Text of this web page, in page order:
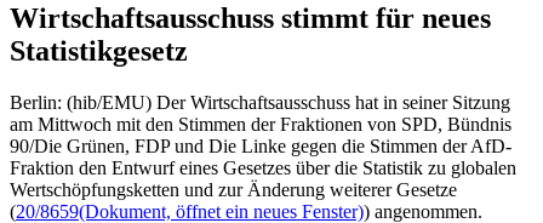
Wirtschaftsausschuss stimmt für neues
Statistikgesetz
Berlin: (hib/EMU) Der Wirtschaftsausschuss hat in seiner Sitzung
am Mittwoch mit den Stimmen der Fraktionen von SPD, Bündnis
90/Die Grünen, FDP und Die Linke gegen die Stimmen der AfD-
Fraktion den Entwurf eines Gesetzes über die Statistik zu globalen
Wertschöpfungsketten und zur Änderung weiterer Gesetze
(20/8659(Dokument, öffnet ein neues Fenster)) angenommen.